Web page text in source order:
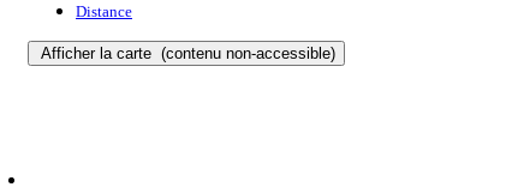
Distance
Afficher la carte (contenu non-accessible)